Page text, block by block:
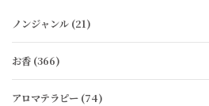
ノンジャンル (21)
お香 (366)
アロマテラピー (74)